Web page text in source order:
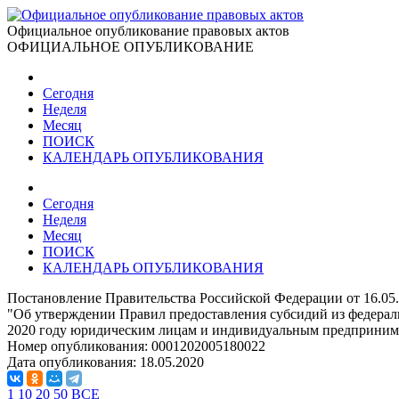
Официальное опубликование правовых актов
ОФИЦИАЛЬНОЕ ОПУБЛИКОВАНИЕ
Сегодня
Неделя
Месяц
ПОИСК
КАЛЕНДАРЬ ОПУБЛИКОВАНИЯ
Сегодня
Неделя
Месяц
ПОИСК
КАЛЕНДАРЬ ОПУБЛИКОВАНИЯ
Постановление Правительства Российской Федерации от
"Об утверждении Правил предоставления субсидий из
2020 году юридическим лицам и индивидуальным
Номер опубликования: 0001202005180022
Дата опубликования: 18.05.2020
1 10 20 50 ВСЕ